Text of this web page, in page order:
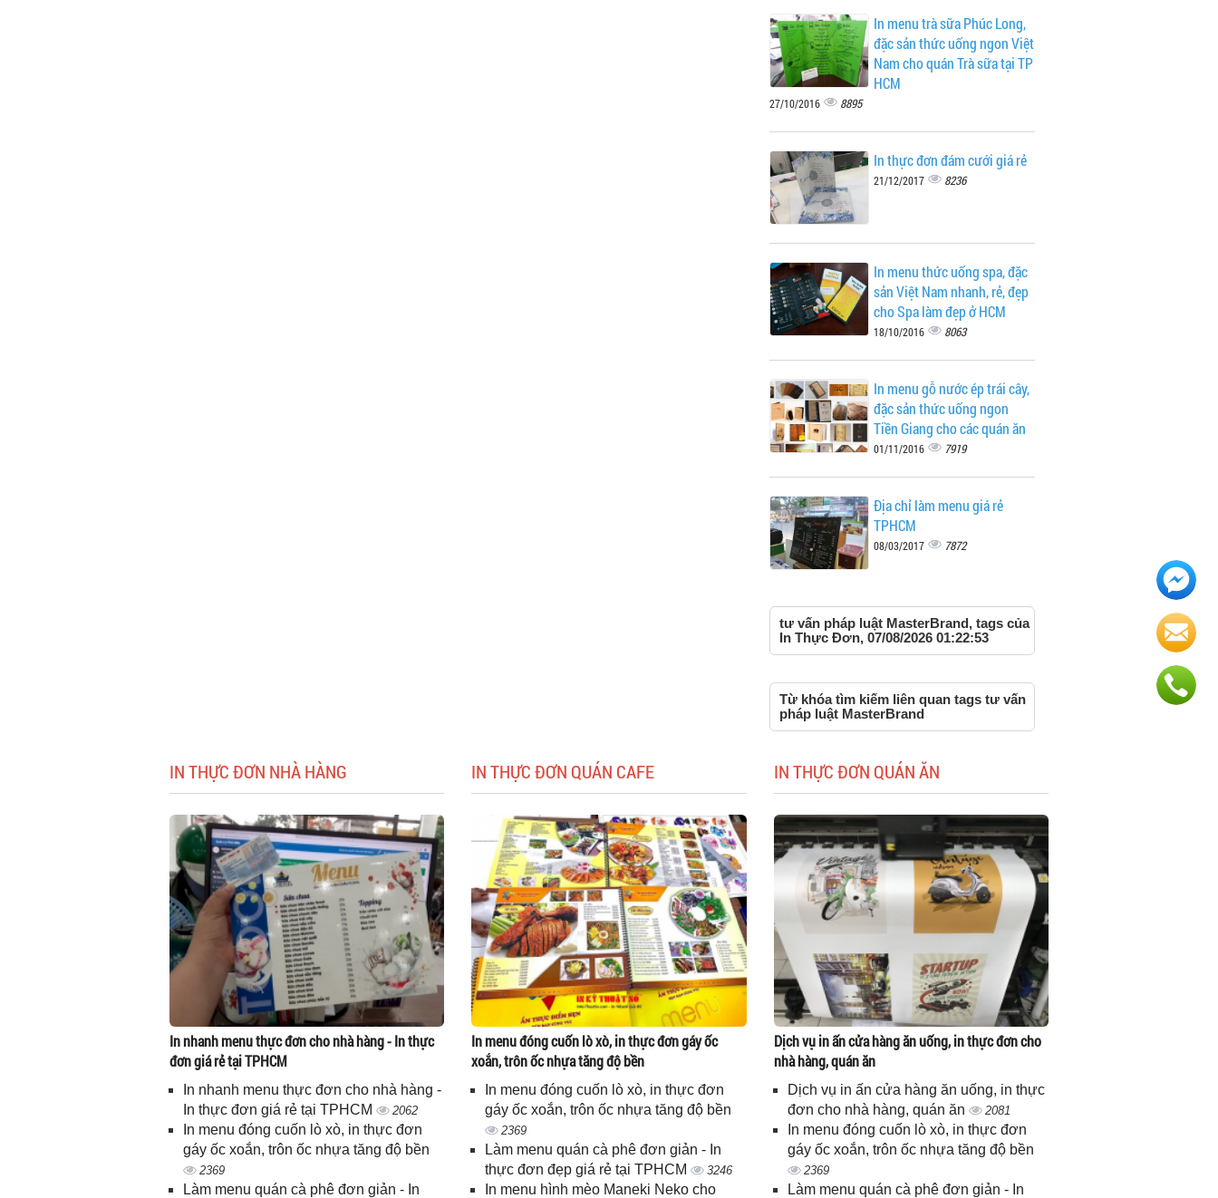
In menu trà sữa Phúc Long,
đặc sản thức uống ngon Việt
Nam cho quán Trà sữa tại TP
HCM
27/10/2016 8895
In thực đơn đám cưới giá rẻ
21/12/2017 8236
In menu thức uống spa, đặc
sản Việt Nam nhanh, rẻ, đẹp
cho Spa làm đẹp ở HCM
18/10/2016 8063
In menu gỗ nước ép trái cây,
đặc sản thức uống ngon
Tiền Giang cho các quán ăn
01/11/2016 7919
Địa chỉ làm menu giá rẻ
TPHCM
08/03/2017 7872
tư vấn pháp luật MasterBrand, tags của
In Thực Đơn, 07/08/2026 01:22:53
Từ khóa tìm kiếm liên quan tags tư vấn
pháp luật MasterBrand
IN THỰC ĐƠN NHÀ HÀNG
In nhanh menu thực đơn cho nhà hàng - In thực
đơn giá rẻ tại TPHCM
In nhanh menu thực đơn cho nhà hàng -
In thực đơn giá rẻ tại TPHCM
2062
In menu đóng cuốn lò xò, in thực đơn
gáy ốc xoắn, trôn ốc nhựa tăng độ bền
2369
Làm menu quán cà phê đơn giản - In
IN THỰC ĐƠN QUÁN CAFE
In menu đóng cuốn lò xò, in thực đơn gáy ốc
xoắn, trôn ốc nhựa tăng độ bền
In menu đóng cuốn lò xò, in thực đơn
gáy ốc xoắn, trôn ốc nhựa tăng độ bền
2369
Làm menu quán cà phê đơn giản - In
thực đơn đẹp giá rẻ tại TPHCM
3246
In menu hình mèo Maneki Neko cho
IN THỰC ĐƠN QUÁN ĂN
Dịch vụ in ấn cửa hàng ăn uống, in thực đơn cho
nhà hàng, quán ăn
Dịch vụ in ấn cửa hàng ăn uống, in thực
đơn cho nhà hàng, quán ăn
2081
In menu đóng cuốn lò xò, in thực đơn
gáy ốc xoắn, trôn ốc nhựa tăng độ bền
2369
Làm menu quán cà phê đơn giản - In